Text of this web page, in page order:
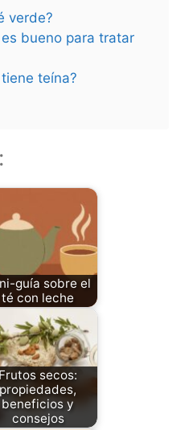
verde?
bueno para tratar
teína?
guía sobre el
té con leche
Frutos secos:
propiedades,
beneficios y
consejos